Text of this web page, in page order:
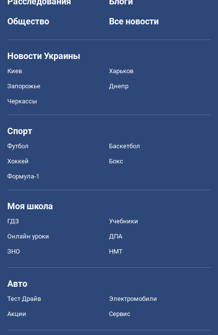
Общество
Все новости
Новости Украины
Киев Харьков
Запорожье Днепр
Черкассы
Спорт
Футбол Баскетбол
Хоккей Бокс
Формула-1
Моя школа
ГДЗ Учебники
Онлайн уроки ДПА
ЗНО НМТ
Авто
Тест Драйв Электромобили
Акции Сервис